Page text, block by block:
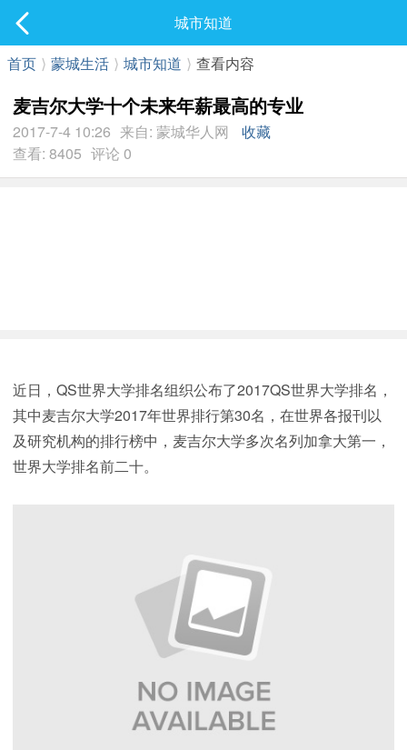
最新发表
城市知道
首页 ⟩ 蒙城生活 ⟩ 城市知道 ⟩ 查看内容
麦吉尔大学十个未来年薪最高的专业
2017-7-4 10:26 来自: 蒙城华人网
收藏
查看: 8405 评论 0
近日，QS世界大学排名组织公布了2017QS世界大学排名，
其中麦吉尔大学2017年世界排行第30名，在世界各报刊以
及研究机构的排行榜中，麦吉尔大学多次名列加拿大第一，
世界大学排名前二十。